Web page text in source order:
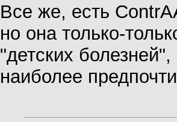
Все же, есть
но она только-
"детских
наиболее